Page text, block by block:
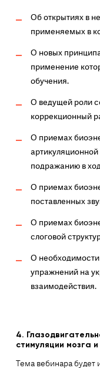
Об открытиях в
применяемых в
О новых
применение
обучения.
О ведущей роли
коррекционный
О приемах
подражанию в
О приемах
поставленных
О приемах
слоговой
О
упражнений на
взаимодействия.
4.
стимуляции мозга
Тема вебинара будет